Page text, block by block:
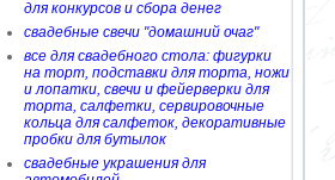
для конкурсов и сбора денег
свадебные свечи "домашний очаг"
все для свадебного стола: фигурки
на торт, подставки для торта, ножи
и лопатки, свечи и фейерверки для
торта, салфетки, сервировочные
кольца для салфеток, декоративные
пробки для бутылок
свадебные украшения для